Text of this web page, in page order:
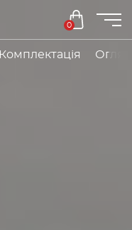
0
Комплектація Огляд